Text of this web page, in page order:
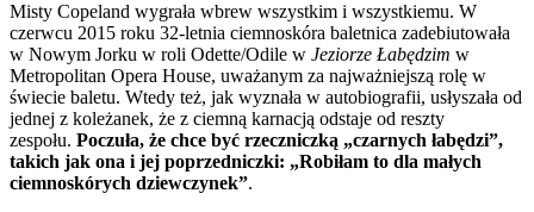
Misty Copeland wygrała wbrew wszystkim i wszystkiemu. W
czerwcu 2015 roku 32-letnia ciemnoskóra baletnica zadebiutowała
w Nowym Jorku w roli Odette/Odile w Jeziorze Łabędzim w
Metropolitan Opera House, uważanym za najważniejszą rolę w
świecie baletu. Wtedy też, jak wyznała w autobiografii, usłyszała od
jednej z koleżanek, że z ciemną karnacją odstaje od reszty
zespołu. Poczuła, że chce być rzeczniczką „czarnych łabędzi”,
takich jak ona i jej poprzedniczki: „Robiłam to dla małych
ciemnoskórych dziewczynek”.